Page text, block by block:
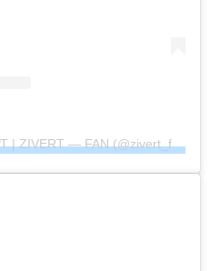
Публикация от ЮЛИЯ ЗИВЕРТ | ZIVERT — FAN (@zivert_fan_community_official)